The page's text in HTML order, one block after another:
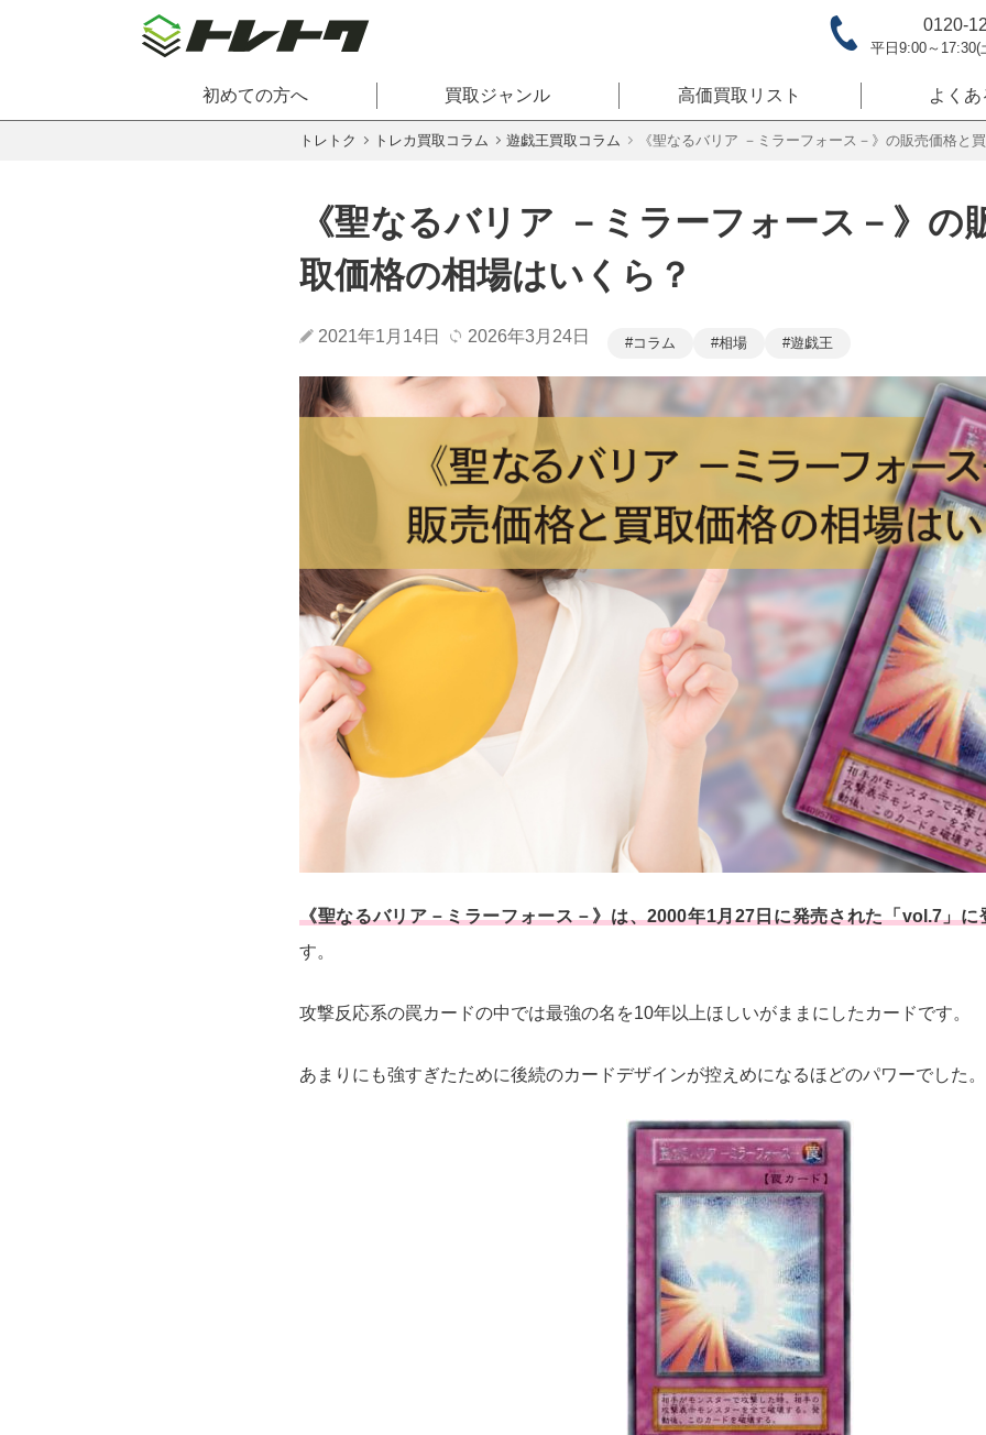
0120-
平日9:00～17:30(
初めての方へ 買取ジャンル 高価買取リスト よくあ
トレトク トレカ買取コラム 遊戯王買取コラム 《聖なるバリア －ミラーフォース－》の販売価格と
《聖なるバリア －ミラーフォース－》の
取価格の相場はいくら？
2021年1月14日 2026年3月24日 コラム 相場 遊戯王
《聖なるバリア－ミラーフォース－》は、2000年1月27日に発売された「vol.7」に
す。
攻撃反応系の罠カードの中では最強の名を10年以上ほしいがままにしたカードです。
あまりにも強すぎたために後続のカードデザインが控えめになるほどのパワーでした。